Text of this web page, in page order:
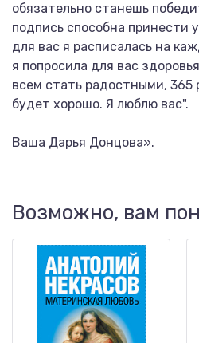
обязательно станешь
подпись способна принести
для вас я расписалась на
я попросила для вас
всем стать радостными, 365
будет хорошо. Я люблю вас".
Ваша Дарья Донцова».
Возможно, вам